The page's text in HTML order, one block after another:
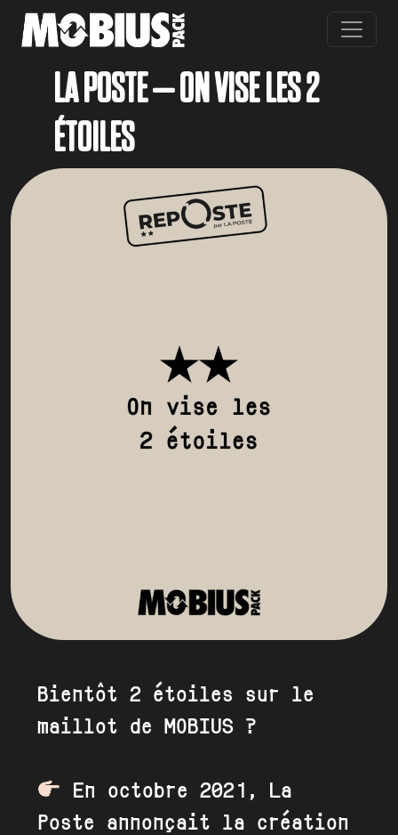
Skip to main content
LA POSTE – ON VISE LES 2
ÉTOILES
Bientôt 2 étoiles sur le
maillot de MOBIUS ?
En octobre 2021, La
Poste annonçait la création